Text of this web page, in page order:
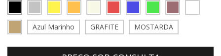
Azul Marinho GRAFITE MOSTARDA